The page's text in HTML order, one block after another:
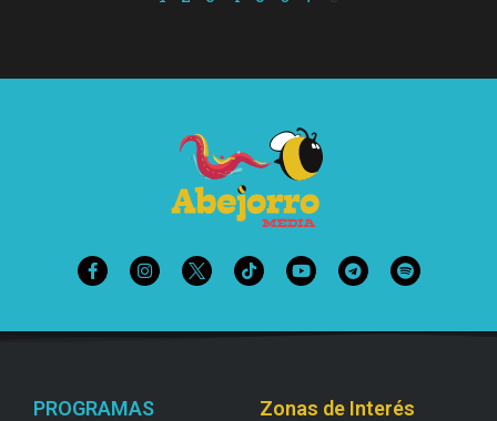
PROGRAMAS Zonas de Interés